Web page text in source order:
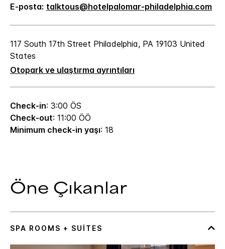
E-posta: talktous@hotelpalomar-philadelphia.com
117 South 17th Street Philadelphia, PA 19103 United
States
Otopark ve ulaştırma ayrıntıları
Check-in: 3:00 ÖS
Check-out: 11:00 ÖÖ
Minimum check-in yaşı: 18
Öne Çıkanlar